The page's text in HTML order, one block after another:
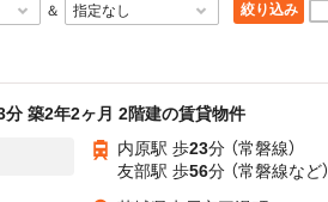
＆ 絞り込み
分 築2年2ヶ月 2階建の賃貸物件
内原駅 歩23分 （常磐線）
友部駅 歩56分 （常磐線など）